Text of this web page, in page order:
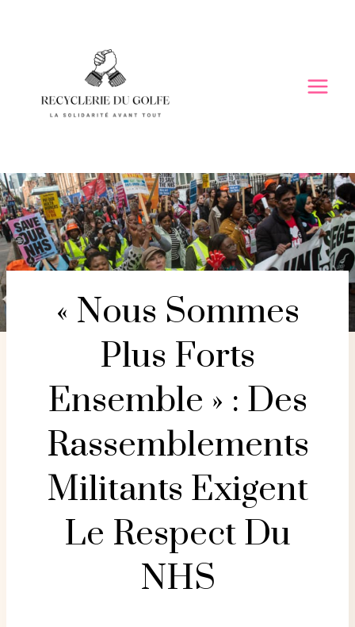
« Nous Sommes
Plus Forts
Ensemble » : Des
Rassemblements
Militants Exigent
Le Respect Du
NHS